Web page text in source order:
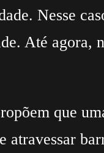
Nesse
Até agora,
que